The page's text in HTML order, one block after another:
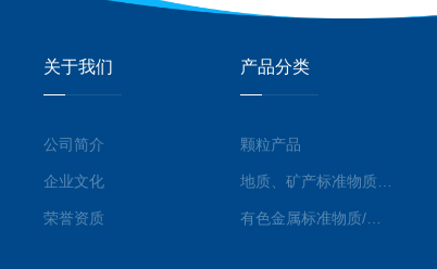
关于我们
公司简介
企业文化
荣誉资质
产品分类
颗粒产品
有色金属标准物质/标准品